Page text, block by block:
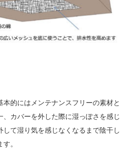
的にはメンテナンスフリーの素材と
、カバーを外した際に湿っぽさを感じ
て湿り気を感じなくなるまで陰干し
。